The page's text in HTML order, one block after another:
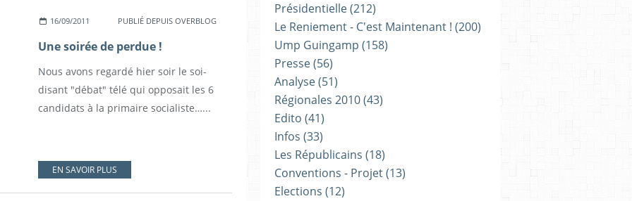
16/09/2011 PUBLIÉ DEPUIS OVERBLOG
Une soirée de perdue !
Nous avons regardé hier soir le soi-
disant "débat" télé qui opposait les 6
candidats à la primaire socialiste…...
EN SAVOIR PLUS
Présidentielle(212)
Le Reniement - C'est Maintenant ! (200)
Ump Guingamp (158)
Presse(56)
Analyse(51)
Régionales 2010(43)
Edito (41)
Infos (33)
Les Républicains (18)
Conventions - Projet(13)
Elections (12)